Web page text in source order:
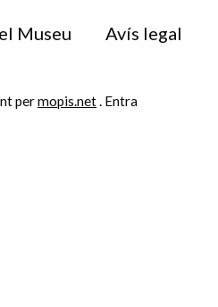
Museu Avís legal
permopis.net. Entra